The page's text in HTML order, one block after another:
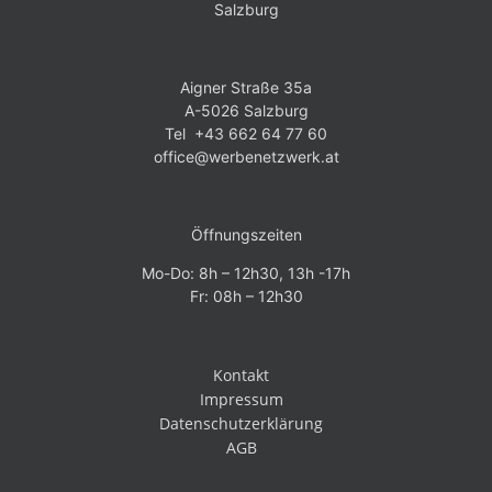
Salzburg
Aigner Straße 35a
A-5026 Salzburg
Tel +43 662 64 77 60
office@werbenetzwerk.at
Öffnungszeiten
Mo-Do: 8h – 12h30, 13h -17h
Fr: 08h – 12h30
Kontakt
Impressum
Datenschutzerklärung
AGB